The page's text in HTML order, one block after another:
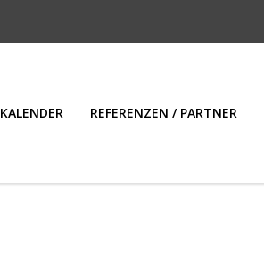
KALENDER REFERENZEN / PARTNER